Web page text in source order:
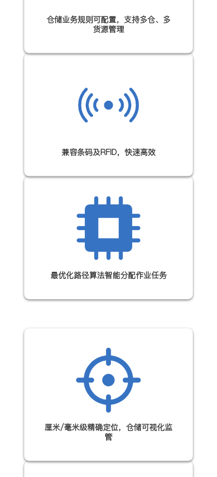
仓储业务规则可配置，支持多仓、多
货源管理
兼容条码及RFID，快速高效
最优化路径算法智能分配作业任务
厘米/毫米级精确定位，仓储可视化监
管